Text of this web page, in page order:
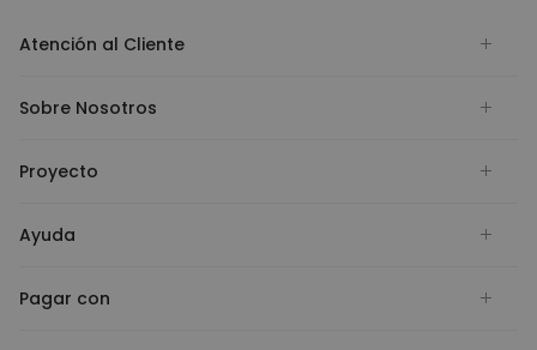
Atención al Cliente
Sobre Nosotros
Proyecto
Ayuda
Pagar con